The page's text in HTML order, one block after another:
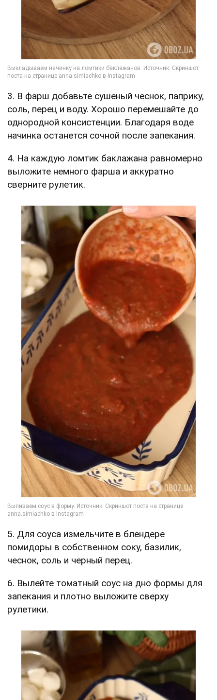
3. В фарш добавьте сушеный чеснок, паприку,
соль, перец и воду. Хорошо перемешайте до
однородной консистенции. Благодаря воде
начинка останется сочной после запекания.
4. На каждую ломтик баклажана равномерно
выложите немного фарша и аккуратно
сверните рулетик.
5. Для соуса измельчите в блендере
помидоры в собственном соку, базилик,
чеснок, соль и черный перец.
6. Вылейте томатный соус на дно формы для
запекания и плотно выложите сверху
рулетики.